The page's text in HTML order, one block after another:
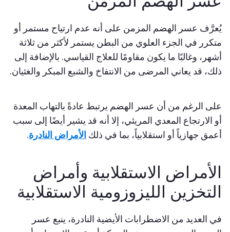
يُعرَّف عسر الهضم المزمن على أنه عدم ارتياح مستمر أو
متكرر في الجزء العلوي من البطن يستمر لأكثر من ثلاثة
أشهر، وغالبًا ما يكون مقاومًا للعلاج القياسي. بالإضافة إلى
ذلك، قد يعاني المرضى من الانتفاخ والشبع المبكر والغثيان.
على الرغم من أن عسر الهضم يرتبط عادةً بالتهاب المعدة
أو الارتجاع المعدي المريئي، إلا أنه قد يشير أيضًا إلى سبب
أعمق جهازياً أو استقلابياً، بما في ذلك الأمراض النادرة.
الأمراض الاستقلابية وأمراض
التخزين الليزوزومية الاستقلابية
في العديد من الاضطرابات الأيضية النادرة، ينبع عسر